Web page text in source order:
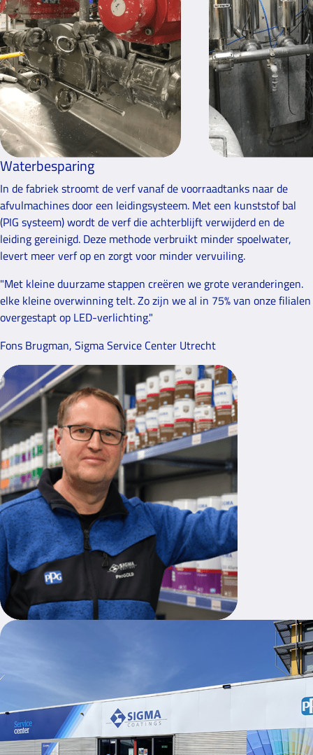
Waterbesparing
In de fabriek stroomt de verf vanaf de voorraadtanks naar de
afvulmachines door een leidingsysteem. Met een kunststof bal
(PIG systeem) wordt de verf die achterblijft verwijderd en de
leiding gereinigd. Deze methode verbruikt minder spoelwater,
levert meer verf op en zorgt voor minder vervuiling.
"Met kleine duurzame stappen creëren we grote veranderingen.
elke kleine overwinning telt. Zo zijn we al in 75% van onze filialen
overgestapt op LED-verlichting."
Fons Brugman, Sigma Service Center Utrecht